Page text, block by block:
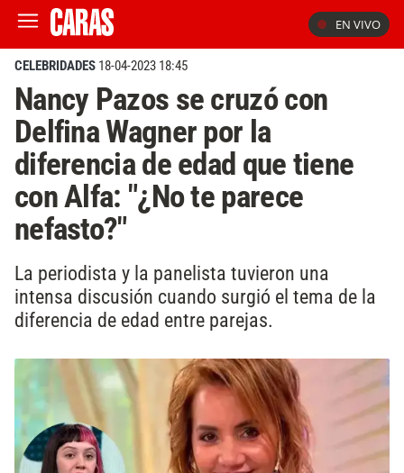
EN VIVO
CELEBRIDADES 18-04-2023 18:45
Nancy Pazos se cruzó con
Delfina Wagner por la
diferencia de edad que tiene
con Alfa: "¿No te parece
nefasto?"
La periodista y la panelista tuvieron una
intensa discusión cuando surgió el tema de la
diferencia de edad entre parejas.